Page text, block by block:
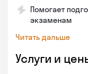
Помогает
экзаменам
Читать дальше
Услуги и